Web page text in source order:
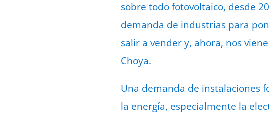
sobre todo fotovoltaico, desde
demanda de industrias para
salir a vender y, ahora, nos
Choya.
Una demanda de instalaciones
la energía, especialmente la